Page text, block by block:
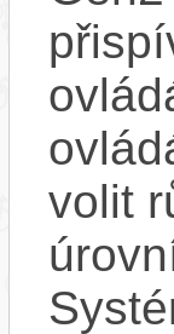
volit